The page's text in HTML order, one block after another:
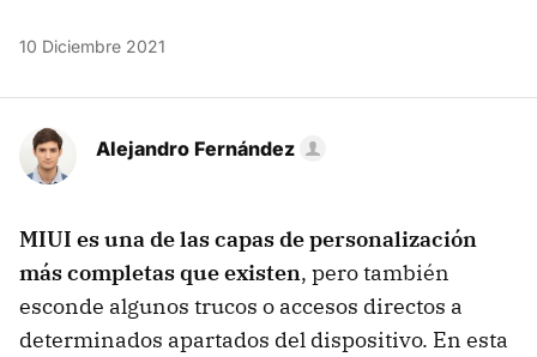
10 Diciembre 2021
Alejandro Fernández
MIUI es una de las capas de personalización
más completas que existen, pero también
esconde algunos trucos o accesos directos a
determinados apartados del dispositivo. En esta